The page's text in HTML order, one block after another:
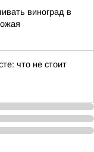
виноград в
что не стоит